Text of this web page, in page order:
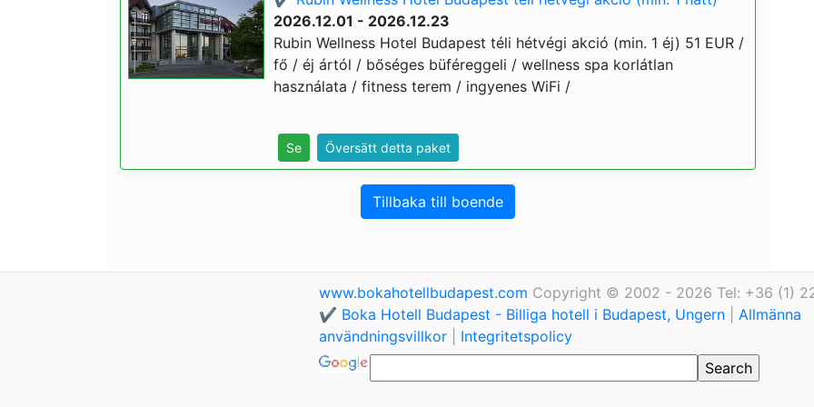
2026.12.01 - 2026.12.23
Rubin Wellness Hotel Budapest téli hétvégi akció (min. 1 éj) 51 EUR /
fő / éj ártól / bőséges büféreggeli / wellness spa korlátlan
használata / fitness terem / ingyenes WiFi /
Se Översätt detta paket
Tillbaka till boende
www.bokahotellbudapest.com Copyright © 2002 - 2026 Tel: +36 (1)
✔️ Boka Hotell Budapest - Billiga hotell i Budapest, Ungern
Allmänna
användningsvillkor
Integritetspolicy